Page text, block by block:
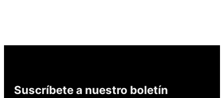
Suscríbete a nuestro boletín